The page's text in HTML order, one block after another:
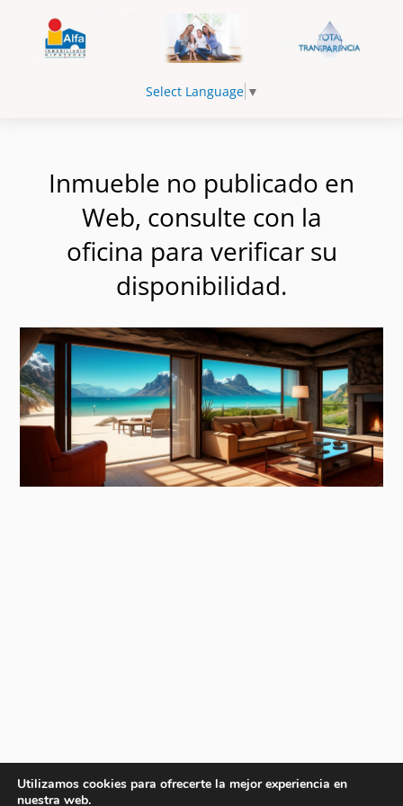
Select Language ▼
Inmueble no publicado en
Web, consulte con la
oficina para verificar su
disponibilidad.
Utilizamos cookies para ofrecerte la mejor experiencia en
nuestra web.